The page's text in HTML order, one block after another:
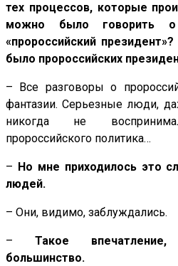
тех процессов, которые
можно было говорить
«пророссийский
было пророссийских
– Все разговоры о
фантазии. Серьезные люди,
никогда не
пророссийского политика…
– Но мне приходилось это
людей.
– Они, видимо, заблуждались.
– Такое впечатление,
большинство.